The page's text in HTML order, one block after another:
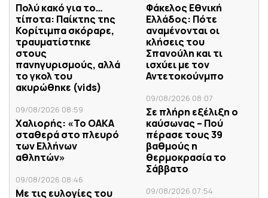
Πολύ κακό για το…
τίποτα: Παίκτης της
Κορίτιμπα σκόραρε,
τραυματίστηκε
στους
πανηγυρισμούς, αλλά
το γκολ του
ακυρώθηκε (vids)
09/08/2026 08:59
Χαλιορής: «Το ΟΑΚΑ
σταθερά στο πλευρό
των Ελλήνων
αθλητών»
09/08/2026 08:46
Με τις ευλογίες του
Φάκελος Εθνική
Ελλάδος: Πότε
αναμένονται οι
κλήσεις του
Σπανούλη και τι
ισχύει με τον
Αντετοκούνμπο
09/08/2026 08:07
Σε πλήρη εξέλιξη ο
καύσωνας – Πού
πέρασε τους 39
βαθμούς η
θερμοκρασία το
Σάββατο
09/08/2026 07:54